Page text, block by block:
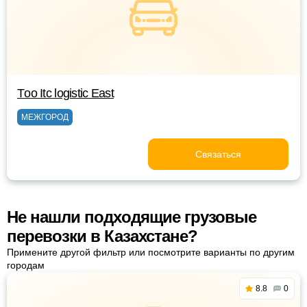
Тoo Itc logistic East
МЕЖГОРОД
Связаться
Не нашли подходящие грузовые
перевозки в Казахстане?
Примените другой фильтр или посмотрите варианты по другим
городам
8.8 0